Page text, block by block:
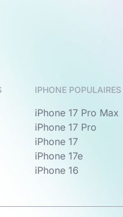
IPHONE POPULAIRES
iPhone 17 Pro Max
iPhone 17 Pro
iPhone 17
iPhone 17e
iPhone 16